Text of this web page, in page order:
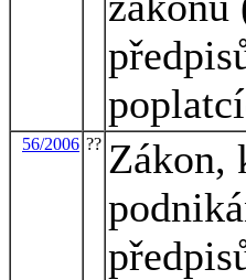
56/2006 ?? Zákon,